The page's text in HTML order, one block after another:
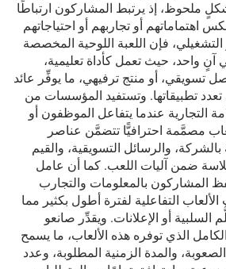
ملحوظ، إذ يرتبط المشاركون ارتباطًا
اهتماماتهم أو تجاربهم أو احتياجاتهم
فإن اللعبة اللوحية المخصصة
واحد، حيث تعمل كأداة تعليمية،
تسويقي، أو منتج ترفيهي، ما يوفِّر عائد
تعدد تطبيقاتها. وتستفيد المؤسسات من
التجارية عندما يتفاعل الموظفون أو
مصمَّمة احترافيًّا تتضمَّن عناصر
بالشركة، والرسائل التسويقية، والقيم
ضمن آليات اللعب. كما أن عامل
المشاركون بالمعلومات والتجارب
التفاعلية لفترة أطول بكثير مما
السلبية أو الإعلانات. ويقدِّر صانعو
الكامل الذي توفره هذه الألعاب، ما يسمح
والمدة الزمنية المطلوبة، وعدد